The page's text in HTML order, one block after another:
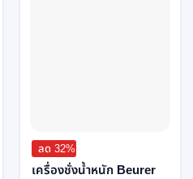
ลด 32%
เครื่องชั่งน้ำหนัก Beurer